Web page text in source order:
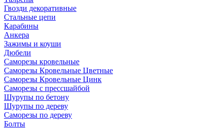
Гвозди декоративные
Стальные цепи
Карабины
Анкера
Зажимы и коуши
Дюбели
Саморезы кровельные
Саморезы Кровельные Цветные
Саморезы Кровельные Цинк
Саморезы с прессшайбой
Шурупы по бетону
Шурупы по дереву
Саморезы по дереву
Болты